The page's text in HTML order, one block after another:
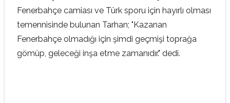
Fenerbahçe camiası ve Türk sporu için hayırlı olması
temennisinde bulunan Tarhan; "Kazanan
Fenerbahçe olmadığı için şimdi geçmişi toprağa
gömüp, geleceği inşa etme zamanıdır." dedi.